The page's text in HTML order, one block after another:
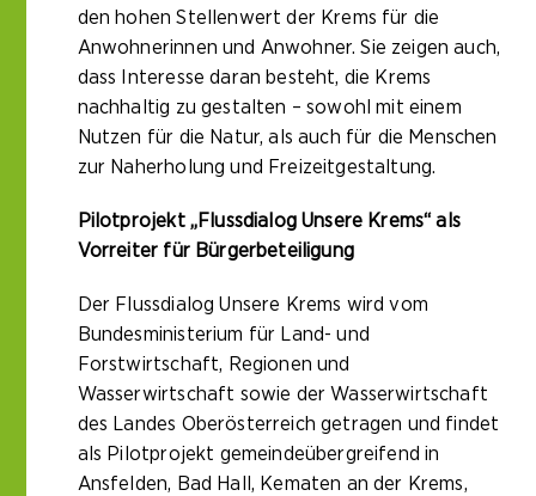
den hohen Stellenwert der Krems für die
Anwohnerinnen und Anwohner. Sie zeigen auch,
dass Interesse daran besteht, die Krems
nachhaltig zu gestalten – sowohl mit einem
Nutzen für die Natur, als auch für die Menschen
zur Naherholung und Freizeitgestaltung.
Pilotprojekt „Flussdialog Unsere Krems“ als
Vorreiter für Bürgerbeteiligung
Der Flussdialog Unsere Krems wird vom
Bundesministerium für Land- und
Forstwirtschaft, Regionen und
Wasserwirtschaft sowie der Wasserwirtschaft
des Landes Oberösterreich getragen und findet
als Pilotprojekt gemeindeübergreifend in
Ansfelden, Bad Hall, Kematen an der Krems,